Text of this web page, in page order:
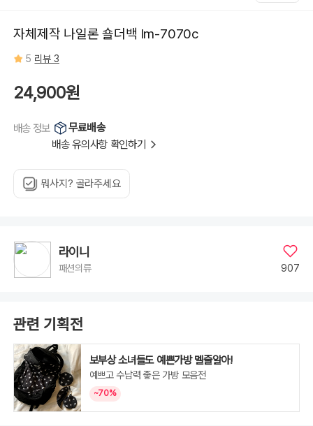
자체제작 나일론 숄더백 lm-7070c
5 리뷰 3
24,900원
배송 정보
무료배송
배송 유의사항 확인하기
뭐사지? 골라주세요
라이니
패션의류 907
관련 기획전
보부상 소녀들도 예쁜가방 멜줄알아!
예쁘고 수납력 좋은 가방 모음전
~70%